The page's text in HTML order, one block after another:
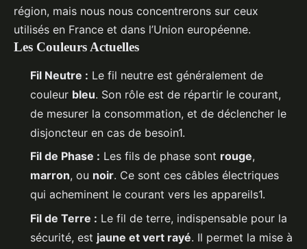
région, mais nous nous concentrerons sur ceux
utilisés en France et dans l’Union européenne.
Les Couleurs Actuelles
Fil Neutre : Le fil neutre est généralement de
couleur bleu. Son rôle est de répartir le courant,
de mesurer la consommation, et de déclencher le
disjoncteur en cas de besoin1.
Fil de Phase : Les fils de phase sont rouge,
marron, ou noir. Ce sont ces câbles électriques
qui acheminent le courant vers les appareils1.
Fil de Terre : Le fil de terre, indispensable pour la
sécurité, est jaune et vert rayé. Il permet la mise à